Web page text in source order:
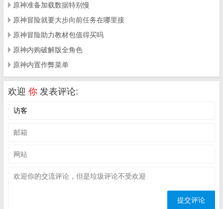
原神准备加载数据特别慢
原神冒险就要大步向前任务在哪里接
原神冒险助力教材包值得买吗
原神内购破解版全角色
原神内置作弊菜单
欢迎 你 发表评论: